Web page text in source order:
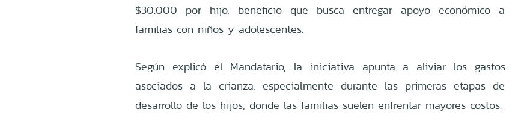
$30.000 por hijo, beneficio que busca entregar apoyo económico a
familias con niños y adolescentes.
Según explicó el Mandatario, la iniciativa apunta a aliviar los gastos
asociados a la crianza, especialmente durante las primeras etapas de
desarrollo de los hijos, donde las familias suelen enfrentar mayores costos.